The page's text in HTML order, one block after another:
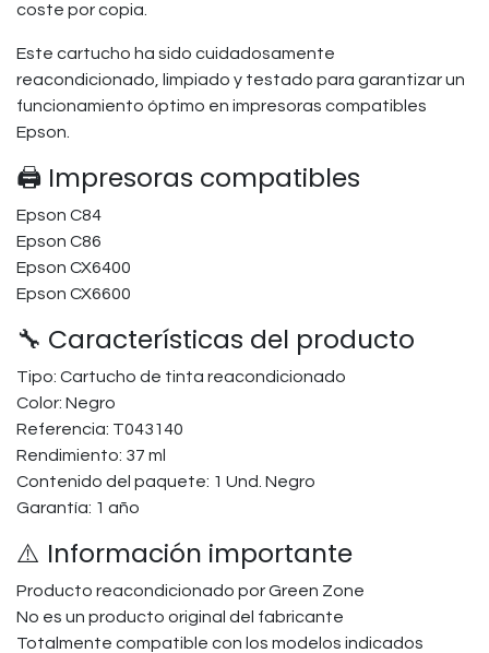
coste por copia.
Este cartucho ha sido cuidadosamente
reacondicionado, limpiado y testado para garantizar un
funcionamiento óptimo en impresoras compatibles
Epson.
🖨️ Impresoras compatibles
Epson C84
Epson C86
Epson CX6400
Epson CX6600
🔧 Características del producto
Tipo: Cartucho de tinta reacondicionado
Color: Negro
Referencia: T043140
Rendimiento: 37 ml
Contenido del paquete: 1 Und. Negro
Garantía: 1 año
⚠️ Información importante
Producto reacondicionado por Green Zone
No es un producto original del fabricante
Totalmente compatible con los modelos indicados